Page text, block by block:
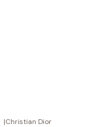
|Christian Dior